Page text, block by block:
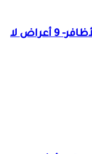
علامات نقص فيتامين B12 على الأظافر- 9 أعراض لا